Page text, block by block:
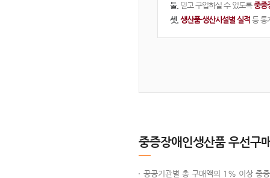
둘. 믿고 구입하실 수 있도록중증
셋. 생산품·생산시설별 실적 등 통
중증장애인생산품 우선구
공공기관별 총 구매액의 1% 이상 중